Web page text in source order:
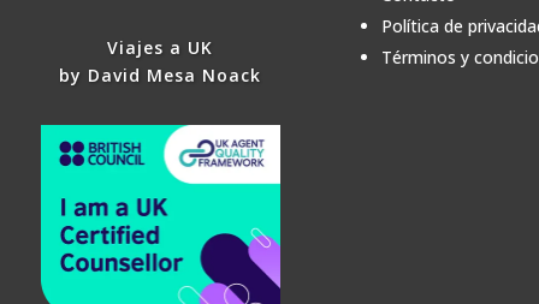
Viajes a UK
by David Mesa Noack
Política de
Términos y